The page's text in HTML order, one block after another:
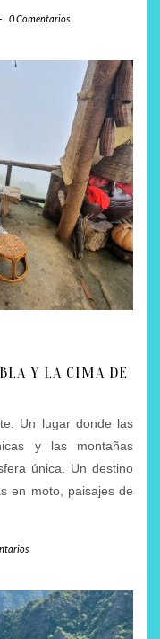
- 0 Comentarios
Y LA CIMA DE
Un lugar donde las
y las montañas
única. Un destino
en moto, paisajes de